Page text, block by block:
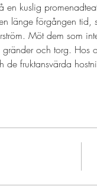
en kuslig
länge förgången tid,
Möt dem som
och torg. Hos
fruktansvärda